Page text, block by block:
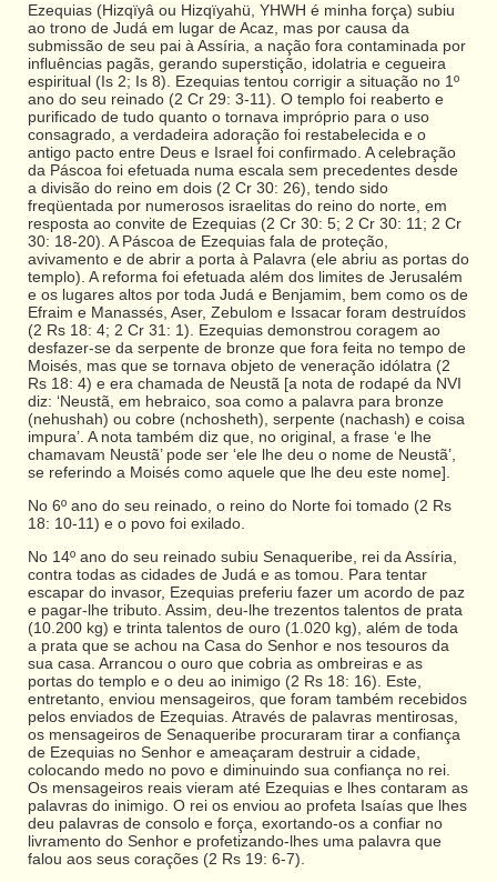
Ezequias (Hizqïyâ ou Hizqïyahü, YHWH é minha força) subiu
ao trono de Judá em lugar de Acaz, mas por causa da
submissão de seu pai à Assíria, a nação fora contaminada por
influências pagãs, gerando superstição, idolatria e cegueira
espiritual (Is 2; Is 8). Ezequias tentou corrigir a situação no 1º
ano do seu reinado (2 Cr 29: 3-11). O templo foi reaberto e
purificado de tudo quanto o tornava impróprio para o uso
consagrado, a verdadeira adoração foi restabelecida e o
antigo pacto entre Deus e Israel foi confirmado. A celebração
da Páscoa foi efetuada numa escala sem precedentes desde
a divisão do reino em dois (2 Cr 30: 26), tendo sido
freqüentada por numerosos israelitas do reino do norte, em
resposta ao convite de Ezequias (2 Cr 30: 5; 2 Cr 30: 11; 2 Cr
30: 18-20). A Páscoa de Ezequias fala de proteção,
avivamento e de abrir a porta à Palavra (ele abriu as portas do
templo). A reforma foi efetuada além dos limites de Jerusalém
e os lugares altos por toda Judá e Benjamim, bem como os de
Efraim e Manassés, Aser, Zebulom e Issacar foram destruídos
(2 Rs 18: 4; 2 Cr 31: 1). Ezequias demonstrou coragem ao
desfazer-se da serpente de bronze que fora feita no tempo de
Moisés, mas que se tornava objeto de veneração idólatra (2
Rs 18: 4) e era chamada de Neustã [a nota de rodapé da NVI
diz: ‘Neustã, em hebraico, soa como a palavra para bronze
(nehushah) ou cobre (nchosheth), serpente (nachash) e coisa
impura’. A nota também diz que, no original, a frase ‘e lhe
chamavam Neustã’ pode ser ‘ele lhe deu o nome de Neustã’,
se referindo a Moisés como aquele que lhe deu este nome].
No 6º ano do seu reinado, o reino do Norte foi tomado (2 Rs
18: 10-11) e o povo foi exilado.
No 14º ano do seu reinado subiu Senaqueribe, rei da Assíria,
contra todas as cidades de Judá e as tomou. Para tentar
escapar do invasor, Ezequias preferiu fazer um acordo de paz
e pagar-lhe tributo. Assim, deu-lhe trezentos talentos de prata
(10.200 kg) e trinta talentos de ouro (1.020 kg), além de toda
a prata que se achou na Casa do Senhor e nos tesouros da
sua casa. Arrancou o ouro que cobria as ombreiras e as
portas do templo e o deu ao inimigo (2 Rs 18: 16). Este,
entretanto, enviou mensageiros, que foram também recebidos
pelos enviados de Ezequias. Através de palavras mentirosas,
os mensageiros de Senaqueribe procuraram tirar a confiança
de Ezequias no Senhor e ameaçaram destruir a cidade,
colocando medo no povo e diminuindo sua confiança no rei.
Os mensageiros reais vieram até Ezequias e lhes contaram as
palavras do inimigo. O rei os enviou ao profeta Isaías que lhes
deu palavras de consolo e força, exortando-os a confiar no
livramento do Senhor e profetizando-lhes uma palavra que
falou aos seus corações (2 Rs 19: 6-7).